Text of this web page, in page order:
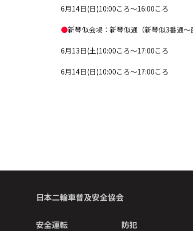
6月14日(日)10:00ころ～16:00ころ
●新琴似会場：新琴似通（新琴似3番通～
6月13日(土)10:00ころ～17:00ころ
6月14日(日)10:00ころ～17:00ころ
日本二輪車普及安全協会
安全運転 防犯